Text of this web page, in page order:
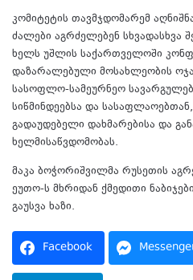
კომიტეტის თავმჯდომარემ
ძალები აგრძელებენ სხვადასხვა
ხელს უშლის საქართველოში
დაზარალებული მოსახლეობის
სასოფლო-სამეურნეო
სიწმინდეებსა და სასაფლაოებთან,
გადაუდებელი დახმარებისა და
ხელმისაწვდომობას.
მაკა ბოჭორიშვილმა რუსეთის
ეუთო-ს მხრიდან ქმედითი
გაუსვა ხაზი.
Facebook